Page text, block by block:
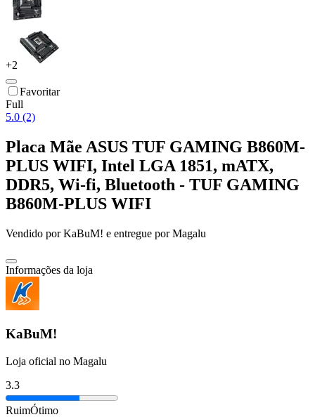
+2
Favoritar
Full
5.0 (2)
Placa Mãe ASUS TUF GAMING B860M-
PLUS WIFI, Intel LGA 1851, mATX,
DDR5, Wi-fi, Bluetooth - TUF GAMING
B860M-PLUS WIFI
Vendido porKaBuM! e entregue por Magalu
Informações da loja
KaBuM!
Loja oficial no Magalu
3.3
RuimÓtimo